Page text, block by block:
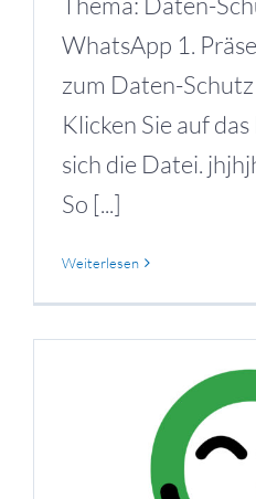
WhatsApp 1.
zum Daten-
Klicken Sie auf
sich die Datei.
So [...]
Weiterlesen